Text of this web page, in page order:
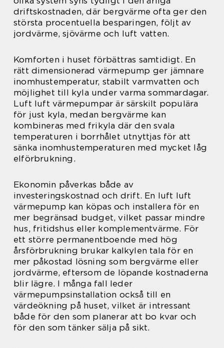
driftskostnaden, där bergvärme ofta ger den
största procentuella besparingen, följt av
jordvärme, sjövärme och luft vatten.
Komforten i huset förbättras samtidigt. En
rätt dimensionerad värmepump ger jämnare
inomhustemperatur, stabilt varmvatten och
möjlighet till kyla under varma sommardagar.
Luft luft värmepumpar är särskilt populära
för just kyla, medan bergvärme kan
kombineras med frikyla där den svala
temperaturen i borrhålet utnyttjas för att
sänka inomhustemperaturen med mycket låg
elförbrukning.
Ekonomin påverkas både av
investeringskostnad och drift. En luft luft
värmepump kan köpas och installera för en
mer begränsad budget, vilket passar mindre
hus, fritidshus eller komplementvärme. För
ett större permanentboende med hög
årsförbrukning brukar kalkylen tala för en
mer påkostad lösning som bergvärme eller
jordvärme, eftersom de löpande kostnaderna
blir lägre. I många fall leder
värmepumpsinstallation också till en
värdeökning på huset, vilket är intressant
både för den som planerar att bo kvar och
för den som tänker sälja på sikt.